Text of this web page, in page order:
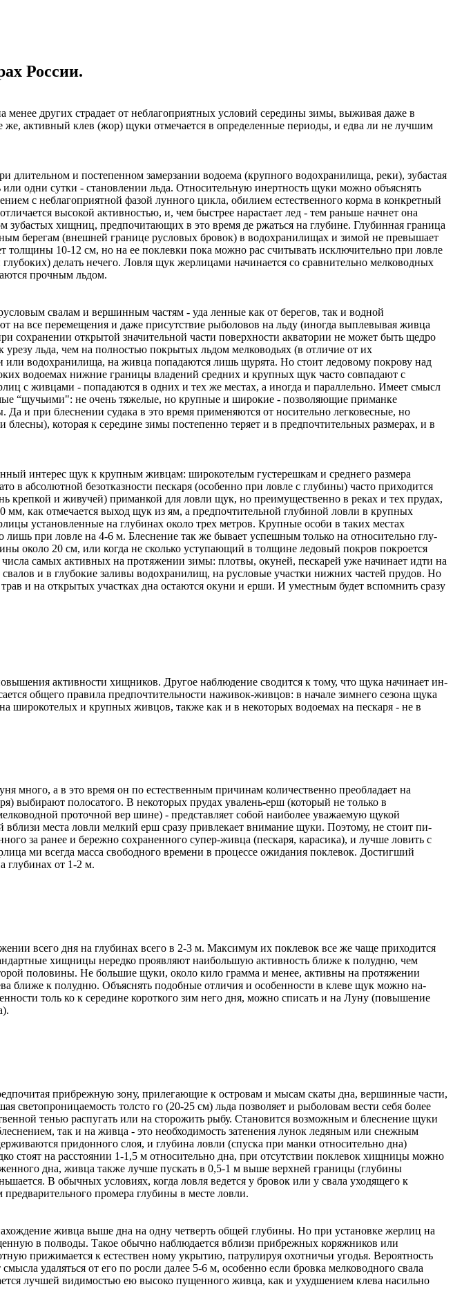
России.
других страдает от неблагоприятных условий середины зимы, выживая даже в
же, активный клев (жор) щуки отмечается в определенные периоды, и едва ли не лучшим
длительном и постепенном замерзании водоема (крупного водохранилища, реки), зубастая
одни сутки - становлении льда. Относительную инертность щуки можно объяснять
с неблагоприятной фазой лунного цикла, обилием естественного корма в конкретный
высокой активностью, и, чем быстрее нарастает лед - тем раньше начнет она
зубастых хищниц, предпочитающих в это время де­ ржаться на глубине. Глубинная граница
берегам (внешней границе русловых бровок) в водохранилищах и зимой не превышает
толщины 10-12 см, но на ее поклевки пока можно рас­ считывать исключительно при ловле
делать нечего. Ловля щук жерлицами начинается со сравнительно мелководных
прочным льдом.
свалам и вершинным частям - уда ленные как от берегов, так и водной
на все перемещения и даже присутствие рыболо­вов на льду (иногда выпле­вывая живца
откры­той значительной части по­верхности акватории не мо­жет быть щедро
льда, чем на полностью покрытых льдом мелководьях (в отличие от их
водохранилища, на жив­ца попадаются лишь щуря­та. Но стоит ледовому пок­рову над
водоемах нижние грани­цы владений средних и круп­ных щук часто совпадают с
с жив­цами - попадаются в одних и тех же местах, а иногда и параллельно. Имеет смысл
“щучьими": не очень тяжелые, но крупные и широкие - позволяющие приманке
и при блеснении судака в это время применяются от­ носительно легковесные, но
кото­рая к середине зимы посте­пенно теряет и в предпочти­тельных размерах, и в
интерес щук к крупным живцам: широкоте­лым густерешкам и средне­го размера
абсолютной безот­казности пескаря (особенно при ловле с глубины) часто приходится
крепкой и живучей) приманкой для ловли щук, но преимущественно в реках и тех прудах,
как отмечается выход щук из ям, а предпоч­тительной глубиной ловли в крупных
установленные на глубинах около трех метров. Крупные особи в таких местах
при ловле на 4-6 м. Блесне­ние так же бывает успешным только на относительно глу­
около 20 см, или когда не­ сколько уступающий в тол­щине ледовый покров пок­роется
самых активных на протяжении зимы: плотвы, оку­ней, пескарей уже начинает идти на
и в глубокие заливы во­дохранилищ, на русловые участки нижних частей пру­дов. Но
и на открытых участках дна остаются окуни и ерши. И уместным будет вспомнить сразу
активности хищников. Дру­гое наблюдение сводится к тому, что щука начинает ин­
общего правила предпочтительности наживок-жив­цов: в начале зимнего се­зона щука
широкотелых и крупных жив­цов, также как и в некоторых водоемах на пескаря - не в
много, а в это время он по естествен­ным причинам количествен­но преобладает на
выбирают по­лосатого. В некоторых пру­дах увалень-ерш (который не только в
проточной вер­ шине) - представляет собой наиболее уважаемую щу­кой
места ловли мелкий ерш сразу привлекает внимание щуки. Поэтому, не стоит пи­
за­ ранее и бережно сохранен­ного супер-живца (пескаря, карасика), и лучше ловить с
ми всегда масса свободного времени в процессе ожида­ния поклевок. Достигший
глубинах от 1-2 м.
всего дня на глубинах всего в 2-3 м. Максимум их поклевок все же чаще приходится
хищни­цы нередко проявляют на­ибольшую активность бли­же к полудню, чем
половины. Не­ большие щуки, около кило­ грамма и менее, активны на протяжении
ближе к полудню. Объяснять подобные отличия и особен­ности в клеве щук можно на­
толь­ ко к середине короткого зим­ него дня, можно списать и на Луну (повышение
прибрежную зону, приле­гающие к островам и мысам скаты дна, вершинные час­ти,
толсто­ го (20-25 см) льда позволяет и рыболовам вести себя бо­лее
тенью распугать или на­ сторожить рыбу. Становит­ся возможным и блеснение щуки
так и на живца - это не­обходимость затенения лу­нок ледяным или снежным
придонного слоя, и глубина ловли (спуска при­ манки относительно дна)
сто­ят на расстоянии 1-1,5 м от­носительно дна, при отсутствии поклевок хищницы можно
дна, живца также лучше пускать в 0,5-1 м выше верхней границы (глубины
В обычных условиях, когда ловля ведет­ся у бровок или у свала ухо­дящего к
промера глубины в месте ловли.
живца выше дна на одну четверть общей глубины. Но при установке жерлиц на
в полводы. Такое обычно наблюдается вблизи прибрежных коряжников или
прижимается к естествен­ ному укрытию, патрулируя охотничьи угодья. Вероят­ность
удаляться от его по­ росли далее 5-6 м, особенно если бровка мелководно­го свала
лучшей видимостью ею вы­соко пущенного живца, как и ухудшением клева насиль­но